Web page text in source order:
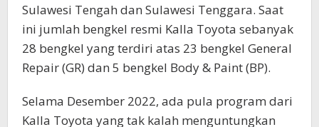
Sulawesi Tengah dan Sulawesi Tenggara. Saat
ini jumlah bengkel resmi Kalla Toyota sebanyak
28 bengkel yang terdiri atas 23 bengkel General
Repair (GR) dan 5 bengkel Body & Paint (BP).
Selama Desember 2022, ada pula program dari
Kalla Toyota yang tak kalah menguntungkan